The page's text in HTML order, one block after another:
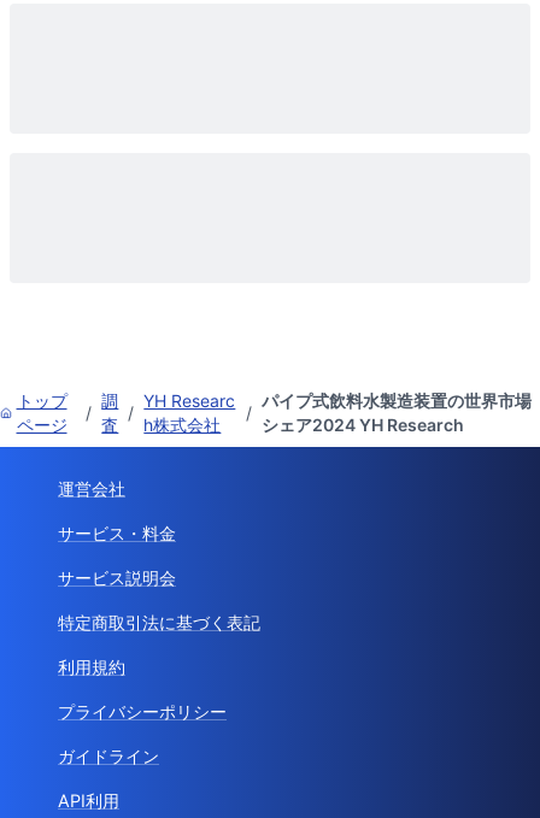
トップ
ページ
/
調
査
/
YH Researc
h株式会社
/
パイプ式飲料水製造装置の世界市場
シェア2024 YH Research
運営会社
サービス・料金
サービス説明会
特定商取引法に基づく表記
利用規約
プライバシーポリシー
ガイドライン
API利用